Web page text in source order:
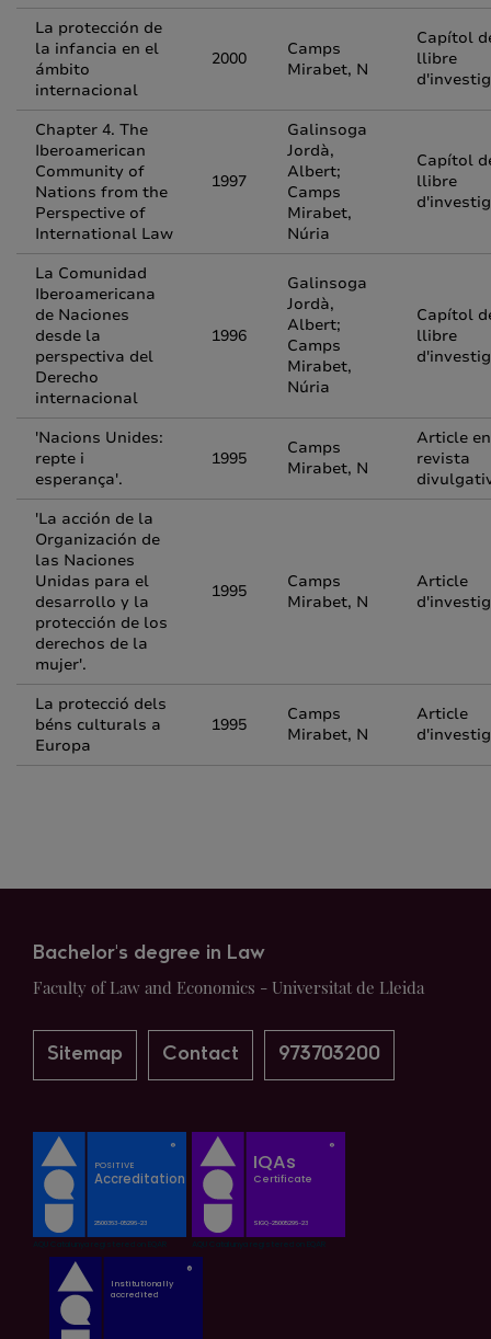
La protección de
la infancia en el
ámbito
internacional
2000
Camps
Mirabet, N
Capítol
llibre
Chapter 4. The
Iberoamerican
Community of
Nations from the
Perspective of
International Law
1997
Galinsoga
Jordà,
Albert;
Camps
Mirabet,
Núria
Capítol
llibre
La Comunidad
Iberoamericana
de Naciones
desde la
perspectiva del
Derecho
internacional
1996
Galinsoga
Jordà,
Albert;
Camps
Mirabet,
Núria
Capítol
llibre
'Nacions Unides:
repte i
esperança'.
1995
Camps
Mirabet, N
Article en
revista
'La acción de la
Organización de
las Naciones
Unidas para el
desarrollo y la
protección de los
derechos de la
mujer'.
1995
Camps
Mirabet, N
Article
La protecció dels
béns culturals a
Europa
1995
Camps
Mirabet, N
Article
Bachelor's degree in Law
Faculty of Law and Economics - Universitat de Lleida
Sitemap Contact 973703200